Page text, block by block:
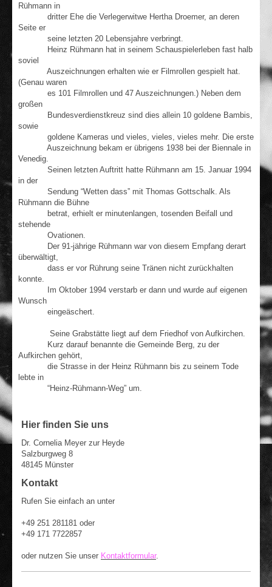
Rühmann in
dritter Ehe die Verlegerwitwe Hertha Droemer, an deren
Seite er
seine letzten 20 Lebensjahre verbringt.
Heinz Rühmann hat in seinem Schauspielerleben fast halb
soviel
Auszeichnungen erhalten wie er Filmrollen gespielt hat.
(Genau waren
es 101 Filmrollen und 47 Auszeichnungen.) Neben dem
großen
Bundesverdienstkreuz sind dies allein 10 goldene Bambis,
sowie
goldene Kameras und vieles, vieles, vieles mehr. Die erste
Auszeichnung bekam er übrigens 1938 bei der Biennale in
Venedig.
Seinen letzten Auftritt hatte Rühmann am 15. Januar 1994
in der
Sendung “Wetten dass” mit Thomas Gottschalk. Als
Rühmann die Bühne
betrat, erhielt er minutenlangen, tosenden Beifall und
stehende
Ovationen.
Der 91-jährige Rühmann war von diesem Empfang derart
überwältigt,
dass er vor Rührung seine Tränen nicht zurückhalten
konnte.
Im Oktober 1994 verstarb er dann und wurde auf eigenen
Wunsch
eingeäschert.
Seine Grabstätte liegt auf dem Friedhof von Aufkirchen.
Kurz darauf benannte die Gemeinde Berg, zu der
Aufkirchen gehört,
die Strasse in der Heinz Rühmann bis zu seinem Tode
lebte in
“Heinz-Rühmann-Weg” um.
Hier finden Sie uns
Dr. Cornelia Meyer zur Heyde
Salzburgweg 8
48145 Münster
Kontakt
Rufen Sie einfach an unter
+49 251 281181 oder
+49 171 7722857
oder nutzen Sie unser Kontaktformular.